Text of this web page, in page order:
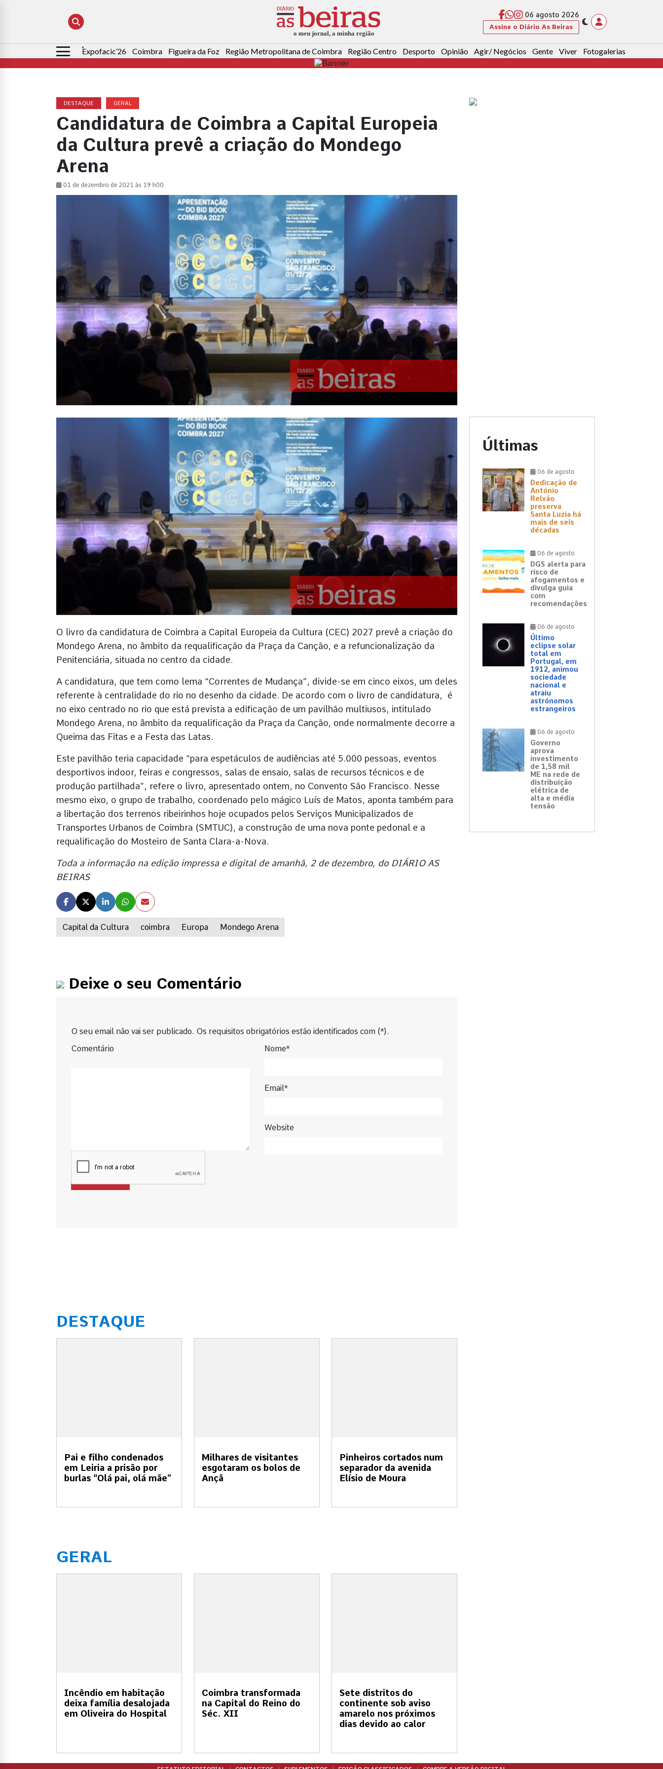
06 agosto 2026
Assine o Diário As Beiras
Pesquisar
por:
Expofacic’26 Coimbra Figueira da Foz Região Metropolitana de Coimbra Região Centro Desporto Opinião Agir/ Negócios Gente Viver Fotogalerias
DESTAQUE GERAL
Candidatura de Coimbra a Capital Europeia
da Cultura prevê a criação do Mondego
Arena
01 de dezembro de 2021 às 19 h00
Capital da Cultura coimbra Europa Mondego Arena
O livro da candidatura de Coimbra a Capital Europeia da Cultura (CEC) 2027 prevê a criação do
Mondego Arena, no âmbito da requalificação da Praça da Canção, e a refuncionalização da
Penitenciária, situada no centro da cidade.
A candidatura, que tem como lema “Correntes de Mudança”, divide-se em cinco eixos, um deles
referente à centralidade do rio no desenho da cidade. De acordo com o livro de candidatura, é
no eixo centrado no rio que está prevista a edificação de um pavilhão multiusos, intitulado
Mondego Arena, no âmbito da requalificação da Praça da Canção, onde normalmente decorre a
Queima das Fitas e a Festa das Latas.
Este pavilhão teria capacidade “para espetáculos de audiências até 5.000 pessoas, eventos
desportivos indoor, feiras e congressos, salas de ensaio, salas de recursos técnicos e de
produção partilhada”, refere o livro, apresentado ontem, no Convento São Francisco. Nesse
mesmo eixo, o grupo de trabalho, coordenado pelo mágico Luís de Matos, aponta também para
a libertação dos terrenos ribeirinhos hoje ocupados pelos Serviços Municipalizados de
Transportes Urbanos de Coimbra (SMTUC), a construção de uma nova ponte pedonal e a
requalificação do Mosteiro de Santa Clara-a-Nova.
Toda a informação na edição impressa e digital de amanhã, 2 de dezembro, do DIÁRIO AS
BEIRAS
Deixe o seu Comentário
O seu email não vai ser publicado. Os requisitos obrigatórios estão identificados com (*).
Comentário
Nome*
Email*
Website
Últimas
06 de agosto
Dedicação de
António
Relvão
preserva
Santa Luzia há
mais de seis
décadas
06 de agosto
DGS alerta para
risco de
afogamentos e
divulga guia
com
recomendações
06 de agosto
Último
eclipse solar
total em
Portugal, em
1912, animou
sociedade
nacional e
atraiu
astrónomos
estrangeiros
06 de agosto
Governo
aprova
investimento
de 1,58 mil
ME na rede de
distribuição
elétrica de
alta e média
tensão
DESTAQUE
Pai e filho condenados
em Leiria a prisão por
burlas “Olá pai, olá mãe”
Milhares de visitantes
esgotaram os bolos de
Ançã
Pinheiros cortados num
separador da avenida
Elísio de Moura
GERAL
Incêndio em habitação
deixa família desalojada
em Oliveira do Hospital
Coimbra transformada
na Capital do Reino do
Séc. XII
Sete distritos do
continente sob aviso
amarelo nos próximos
dias devido ao calor